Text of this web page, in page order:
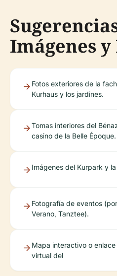
Imágenes
Fotos exteriores de la
Kurhaus y los jardines.
Tomas interiores del
casino de la Belle Époque.
Imágenes del Kurpark y
Fotografía de eventos
Verano, Tanztee).
Mapa interactivo o enlace
virtual del